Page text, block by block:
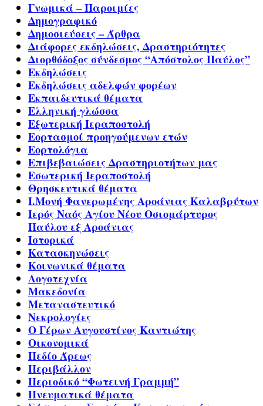
Γνωμικά – Παροιμίες
Δημογραφικό
Δημοσιεύσεις – Άρθρα
Διάφορες εκδηλώσεις, Δραστηριότητες
Διορθόδοξος σύνδεσμος “Απόστολος Παύλος”
Εκδηλώσεις
Εκδηλώσεις αδελφών φορέων
Εκπαιδευτικά θέματα
Ελληνική γλώσσα
Εξωτερική Ιεραποστολή
Εορτασμοί προηγούμενων ετών
Εορτολόγια
Επιβεβαιώσεις Δραστηριοτήτων μας
Εσωτερική Ιεραποστολή
Θρησκευτικά θέματα
Ι.Μονή Φανερωμένης Αροάνιας Καλαβρύτων
Ιερός Ναός Αγίου Νέου Οσιομάρτυρος
Παύλου εξ Αροάνιας
Ιστορικά
Κατασκηνώσεις
Κοινωνικά θέματα
Λογοτεχνία
Μακεδονία
Μεταναστευτικό
Νεκρολογίες
Ο Γέρων Αυγουστίνος Καντιώτης
Οικονομικά
Πεδίο Άρεως
Περιβάλλον
Περιοδικό “Φωτεινή Γραμμή”
Πνευματικά θέματα